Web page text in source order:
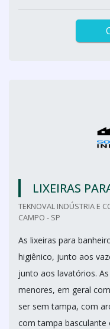
LIXEIRAS
TEKNOVAL INDÚSTRIA E
CAMPO - SP
As lixeiras para
higiênico, junto aos
junto aos lavatórios.
menores, em geral
ser sem tampa, com
com tampa basculante